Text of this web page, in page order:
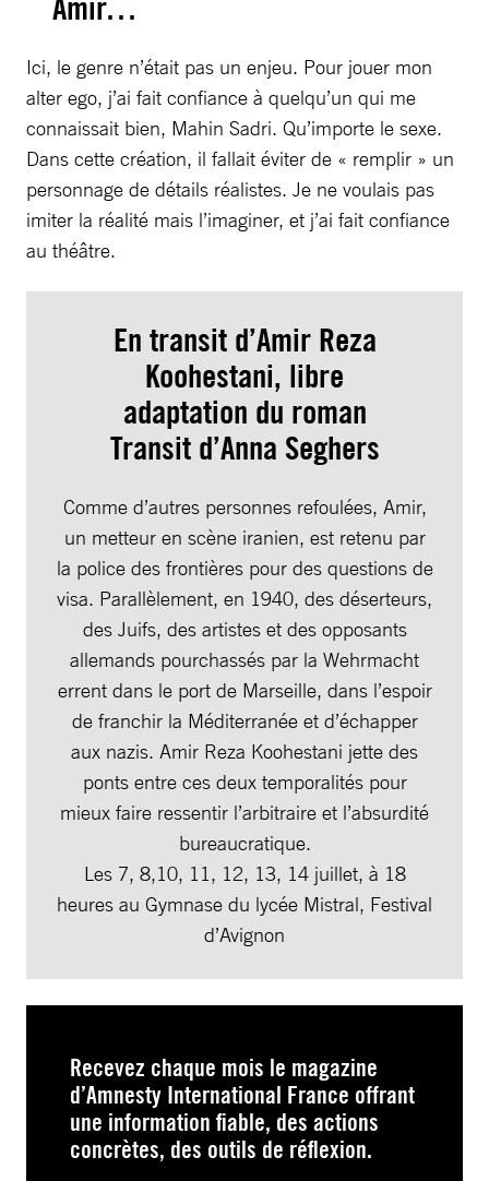
Ici, le genre n’était pas un enjeu. Pour jouer mon
alter ego, j’ai fait confiance à quelqu’un qui me
connaissait bien, Mahin Sadri. Qu’importe le sexe.
Dans cette création, il fallait éviter de « remplir » un
personnage de détails réalistes. Je ne voulais pas
imiter la réalité mais l’imaginer, et j’ai fait confiance
au théâtre.
En transit d’Amir Reza
Koohestani, libre
adaptation du roman
Transit d’Anna Seghers
Comme d’autres personnes refoulées, Amir,
un metteur en scène iranien, est retenu par
la police des frontières pour des questions de
visa. Parallèlement, en 1940, des déserteurs,
des Juifs, des artistes et des opposants
allemands pourchassés par la Wehrmacht
errent dans le port de Marseille, dans l’espoir
de franchir la Méditerranée et d’échapper
aux nazis. Amir Reza Koohestani jette des
ponts entre ces deux temporalités pour
mieux faire ressentir l’arbitraire et l’absurdité
bureaucratique.
Les 7, 8,10, 11, 12, 13, 14 juillet, à 18
heures au Gymnase du lycée Mistral, Festival
d’Avignon
Recevez chaque mois le magazine
d’Amnesty International France offrant
une information fiable, des actions
concrètes, des outils de réflexion.